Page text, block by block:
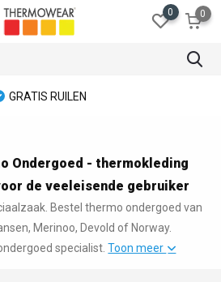
0 0
GRATIS RUILEN
Ondergoed - thermokleding
de veeleisende gebruiker
Bestel thermo ondergoed van
Merinoo, Devold of Norway.
specialist.Toon meer